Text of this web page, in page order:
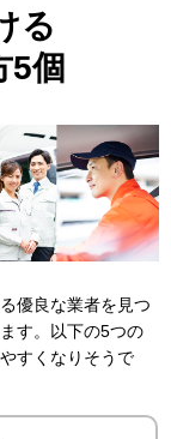
る
5個
優良な業者を見つ
す。以下の5つの
すくなりそうで